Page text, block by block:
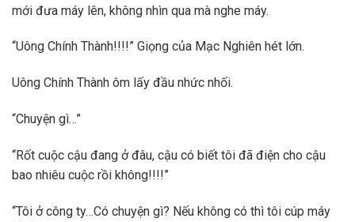
mới đưa máy lên, không nhìn qua mà nghe máy.
“Uông Chính Thành!!!!” Giọng của Mạc Nghiên hét lớn.
Uông Chính Thành ôm lấy đầu nhức nhối.
“Chuyện gì…”
“Rốt cuộc cậu đang ở đâu, cậu có biết tôi đã điện cho cậu
bao nhiêu cuộc rồi không!!!!”
“Tôi ở công ty…Có chuyện gì? Nếu không có thì tôi cúp máy